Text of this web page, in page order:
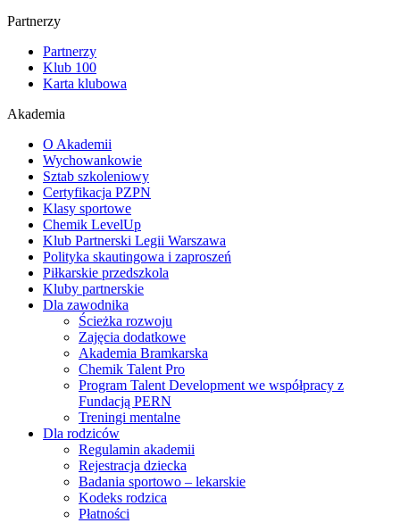
Partnerzy
Partnerzy
Klub 100
Karta klubowa
Akademia
O Akademii
Wychowankowie
Sztab szkoleniowy
Certyfikacja PZPN
Klasy sportowe
Chemik LevelUp
Klub Partnerski Legii Warszawa
Polityka skautingowa i zaproszeń
Piłkarskie przedszkola
Kluby partnerskie
Dla zawodnika
Ścieżka rozwoju
Zajęcia dodatkowe
Akademia Bramkarska
Chemik Talent Pro
Program Talent Development we współpracy z
Fundacją PERN
Treningi mentalne
Dla rodziców
Regulamin akademii
Rejestracja dziecka
Badania sportowo – lekarskie
Kodeks rodzica
Płatności